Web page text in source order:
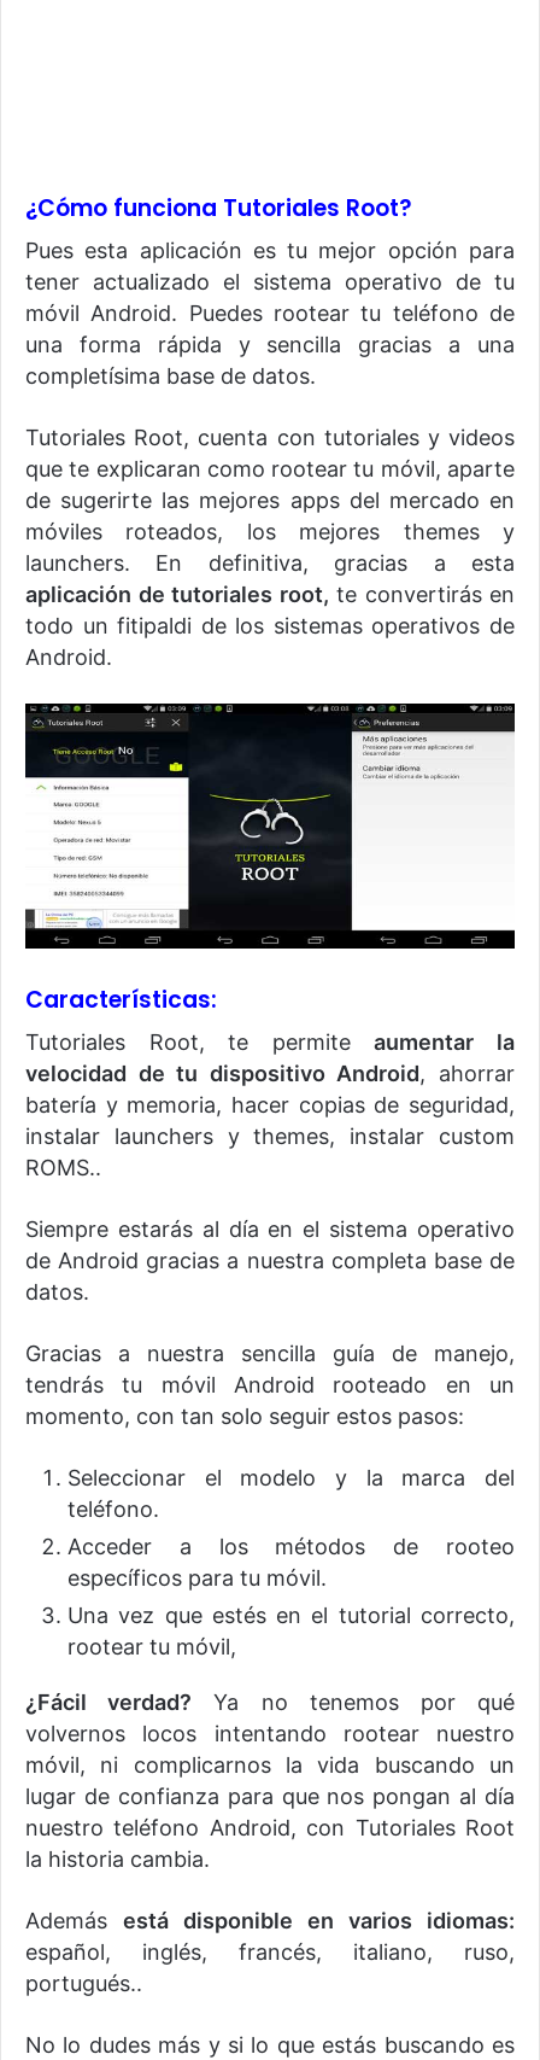
¿Cómo funciona Tutoriales Root?
Pues esta aplicación es tu mejor opción para
tener actualizado el sistema operativo de tu
móvil Android. Puedes rootear tu teléfono de
una forma rápida y sencilla gracias a una
completísima base de datos.
Tutoriales Root, cuenta con tutoriales y videos
que te explicaran como rootear tu móvil, aparte
de sugerirte las mejores apps del mercado en
móviles roteados, los mejores themes y
launchers. En definitiva, gracias a esta
aplicación de tutoriales root, te convertirás en
todo un fitipaldi de los sistemas operativos de
Android.
Características:
Tutoriales Root, te permiteaumentar la
velocidad de tu dispositivo Android, ahorrar
batería y memoria, hacer copias de seguridad,
instalar launchers y themes, instalar custom
ROMS..
Siempre estarás al día en el sistema operativo
de Android gracias a nuestra completa base de
datos.
Gracias a nuestra sencilla guía de manejo,
tendrás tu móvil Android rooteado en un
momento, con tan solo seguir estos pasos:
Seleccionar el modelo y la marca del
teléfono.
Acceder a los métodos de rooteo
específicos para tu móvil.
Una vez que estés en el tutorial correcto,
rootear tu móvil,
¿Fácil verdad? Ya no tenemos por qué
volvernos locos intentando rootear nuestro
móvil, ni complicarnos la vida buscando un
lugar de confianza para que nos pongan al día
nuestro teléfono Android, con Tutoriales Root
la historia cambia.
Además está disponible en varios idiomas:
español, inglés, francés, italiano, ruso,
portugués..
No lo dudes más y si lo que estás buscando es